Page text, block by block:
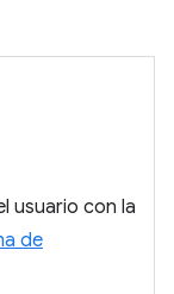
usuario con la
de